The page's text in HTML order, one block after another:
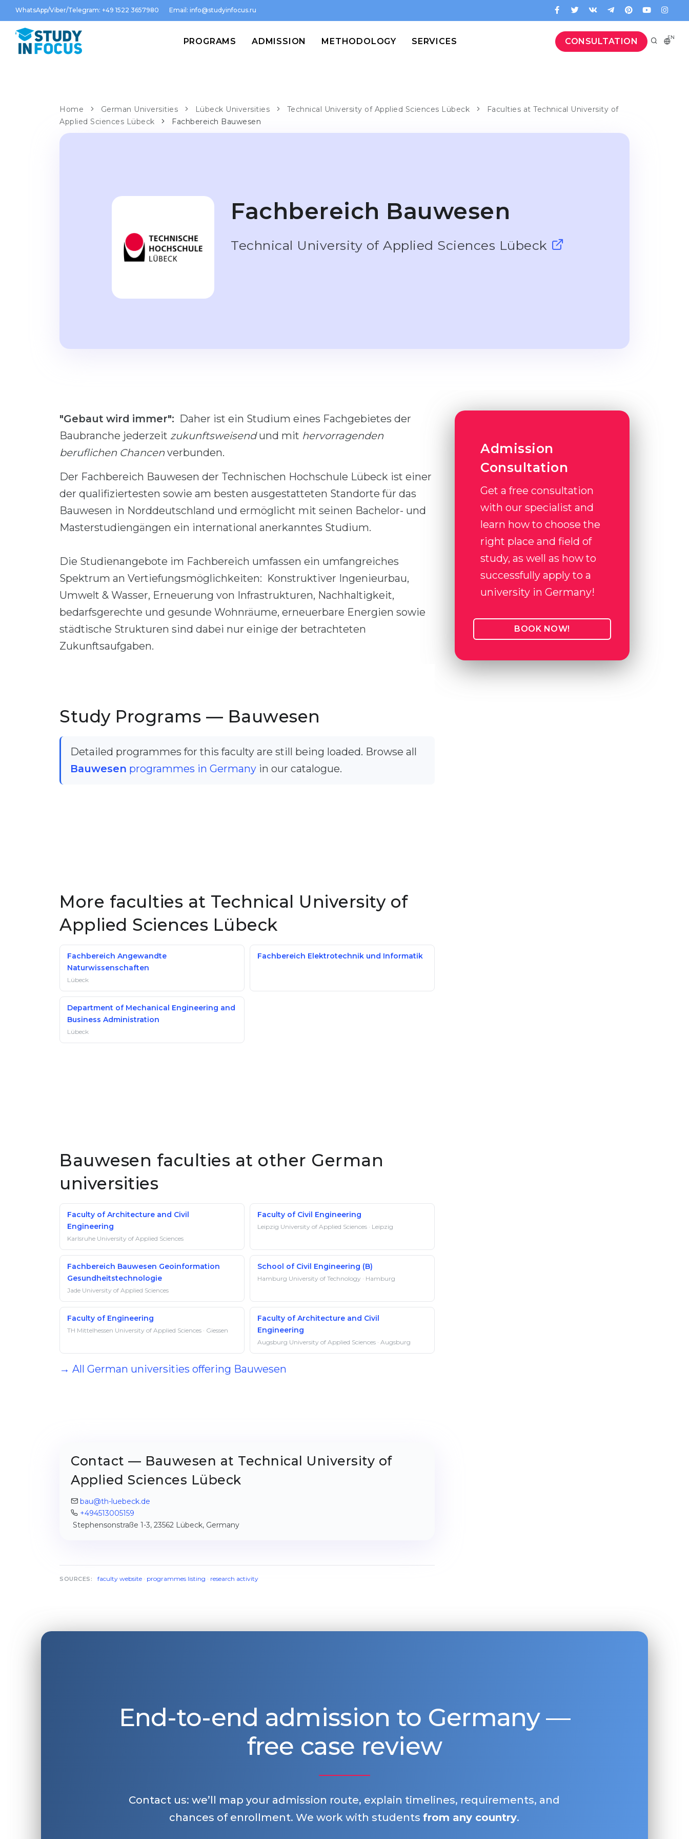
WhatsApp/Viber/Telegram: +49 1522 3657980 Email: info@studyinfocus.ru
CONSULTATION EN
PROGRAMS ADMISSION METHODOLOGY SERVICES
Home German Universities Lübeck Universities Technical University of Applied Sciences Lübeck
Faculties at Technical University of
Applied Sciences Lübeck
Fachbereich Bauwesen
Fachbereich Bauwesen
Technical University of Applied Sciences Lübeck
"Gebaut wird immer": Daher ist ein Studium eines Fachgebietes der
Baubranche jederzeit zukunftsweisendund mit hervorragenden
beruflichen Chancen verbunden.
Der Fachbereich Bauwesen der Technischen Hochschule Lübeck ist einer
der qualifiziertesten sowie am besten ausgestatteten Standorte für das
Bauwesen in Norddeutschland und ermöglicht mit seinen Bachelor- und
Masterstudiengängen ein international anerkanntes Studium.
Die Studienangebote im Fachbereich umfassen ein umfangreiches
Spektrum an Vertiefungsmöglichkeiten: Konstruktiver Ingenieurbau,
Umwelt & Wasser, Erneuerung von Infrastrukturen, Nachhaltigkeit,
bedarfsgerechte und gesunde Wohnräume, erneuerbare Energien sowie
städtische Strukturen sind dabei nur einige der betrachteten
Zukunftsaufgaben.
Study Programs — Bauwesen
Detailed programmes for this faculty are still being loaded. Browse all
Bauwesen programmes in Germany in our catalogue.
More faculties at Technical University of
Applied Sciences Lübeck
Fachbereich Angewandte
Naturwissenschaften
Lübeck
Fachbereich Elektrotechnik und Informatik
Department of Mechanical Engineering and
Business Administration
Lübeck
Bauwesen faculties at other German
universities
Faculty of Architecture and Civil
Engineering
Karlsruhe University of Applied Sciences
Faculty of Civil Engineering
Leipzig University of Applied Sciences · Leipzig
Fachbereich Bauwesen Geoinformation
Gesundheitstechnologie
Jade University of Applied Sciences
School of Civil Engineering (B)
Hamburg University of Technology · Hamburg
Faculty of Engineering
TH Mittelhessen University of Applied Sciences · Giessen
Faculty of Architecture and Civil
Engineering
Augsburg University of Applied Sciences · Augsburg
→ All German universities offering Bauwesen
Contact — Bauwesen at Technical University of
Applied Sciences Lübeck
bau@th-luebeck.de
+494513005159
Stephensonstraße 1-3, 23562 Lübeck, Germany
SOURCES: faculty website· programmes listing · research activity
Admission
Consultation
Get a free consultation
with our specialist and
learn how to choose the
right place and field of
study, as well as how to
successfully apply to a
university in Germany!
BOOK NOW!
End-to-end admission to Germany —
free case review
Contact us: we’ll map your admission route, explain timelines, requirements, and
chances of enrollment. We work with studentsfrom any country.